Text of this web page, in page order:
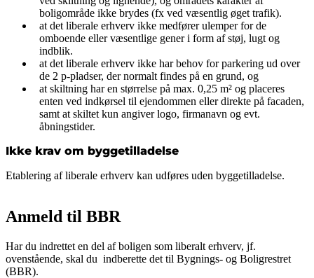
boligområde ikke brydes (fx ved væsentlig øget trafik).
at det liberale erhverv ikke medfører ulemper for de
omboende eller væsentlige gener i form af støj, lugt og
indblik.
at det liberale erhverv ikke har behov for parkering ud over
de 2 p-pladser, der normalt findes på en grund, og
at skiltning har en størrelse på max. 0,25 m² og placeres
enten ved indkørsel til ejendommen eller direkte på facaden,
samt at skiltet kun angiver logo, firmanavn og evt.
åbningstider.
Ikke krav om byggetilladelse
Etablering af liberale erhverv kan udføres uden byggetilladelse.
Anmeld til BBR
Har du indrettet en del af boligen som liberalt erhverv, jf.
ovenstående, skal du indberette det til Bygnings- og Boligrestret
(BBR).